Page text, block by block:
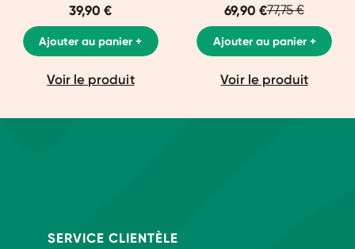
39,90 €
Ajouter au panier +
Voir le produit
69,90 €77,75 €
Ajouter au panier +
Voir le produit
SERVICE CLIENTÈLE